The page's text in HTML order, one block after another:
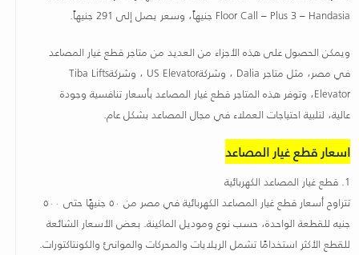
جنيهاً، وسعر Floor Call – Plus 3 – Handasia يصل إلى 291 جنيهاً
.
ويمكن الحصول على هذه الأجزاء من العديد من متاجر قطع غيار المصاعد
في مصر، مثل متاجر
Tiba Lifts، وشركة US Elevator، وشركة Dalia
Elevator، وتوفر هذه المتاجر قطع غيار المصاعد بأسعار تنافسية وجودة
عالية، لتلبية احتياجات العملاء في مجال المصاعد بشكل عام.
اسعار قطع غيار المصاعد
1. قطع غيار المصاعد الكهربائية
تتراوح أسعار قطع غيار المصاعد الكهربائية في مصر من ٥٠ جنيهًا حتى ٥٠٠
جنيه للقطعة الواحدة، حسب نوع وموديل الماكينة. بعض الأسعار الشائعة
للقطع الأكثر استخدامًا تشمل الريلايات والمحركات والموانئ والكونتاكتورات.